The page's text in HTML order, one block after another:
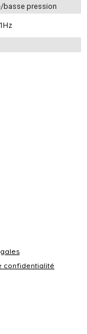
basse pression
confidentialité